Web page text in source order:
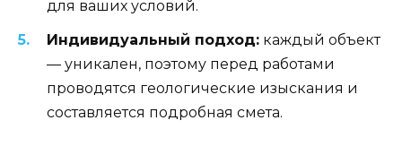
для ваших условий.
Индивидуальный подход: каждый объект
— уникален, поэтому перед работами
проводятся геологические изыскания и
составляется подробная смета.